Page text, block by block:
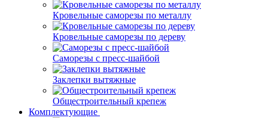
Кровельные саморезы по металлу
Кровельные саморезы по дереву
Саморезы с пресс-шайбой
Заклепки вытяжные
Общестроительный крепеж
Комплектующие